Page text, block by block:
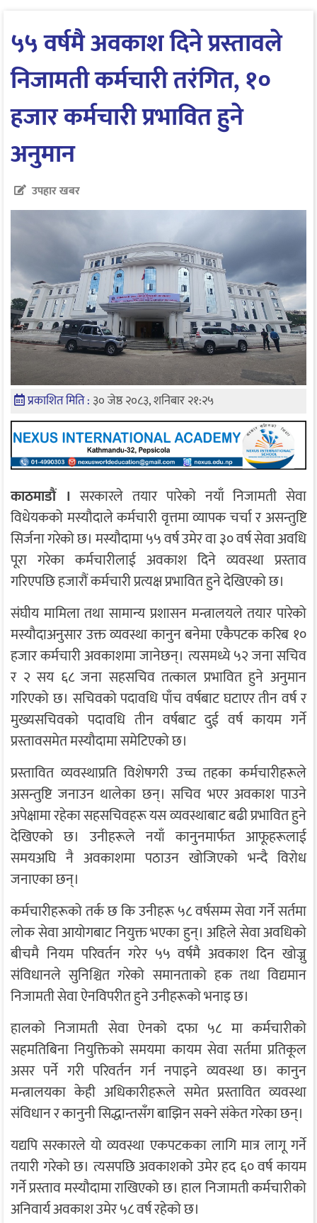
५५ वर्षमै अवकाश दिने प्रस्तावले
निजामती कर्मचारी तरंगित, १०
हजार कर्मचारी प्रभावित हुने
अनुमान
उपहार खबर
प्रकाशित मिति : ३० जेष्ठ २०८३, शनिबार २१:२५
काठमाडौं । सरकारले तयार पारेको नयाँ निजामती सेवा
विधेयकको मस्यौदाले कर्मचारी वृत्तमा व्यापक चर्चा र असन्तुष्टि
सिर्जना गरेको छ। मस्यौदामा ५५ वर्ष उमेर वा ३० वर्ष सेवा अवधि
पूरा गरेका कर्मचारीलाई अवकाश दिने व्यवस्था प्रस्ताव
गरिएपछि हजारौं कर्मचारी प्रत्यक्ष प्रभावित हुने देखिएको छ।
संघीय मामिला तथा सामान्य प्रशासन मन्त्रालयले तयार पारेको
मस्यौदाअनुसार उक्त व्यवस्था कानुन बनेमा एकैपटक करिब १०
हजार कर्मचारी अवकाशमा जानेछन्। त्यसमध्ये ५२ जना सचिव
र २ सय ६८ जना सहसचिव तत्काल प्रभावित हुने अनुमान
गरिएको छ। सचिवको पदावधि पाँच वर्षबाट घटाएर तीन वर्ष र
मुख्यसचिवको पदावधि तीन वर्षबाट दुई वर्ष कायम गर्ने
प्रस्तावसमेत मस्यौदामा समेटिएको छ।
प्रस्तावित व्यवस्थाप्रति विशेषगरी उच्च तहका कर्मचारीहरूले
असन्तुष्टि जनाउन थालेका छन्। सचिव भएर अवकाश पाउने
अपेक्षामा रहेका सहसचिवहरू यस व्यवस्थाबाट बढी प्रभावित हुने
देखिएको छ। उनीहरूले नयाँ कानुनमार्फत आफूहरूलाई
समयअघि नै अवकाशमा पठाउन खोजिएको भन्दै विरोध
जनाएका छन्।
कर्मचारीहरूको तर्क छ कि उनीहरू ५८ वर्षसम्म सेवा गर्ने सर्तमा
लोक सेवा आयोगबाट नियुक्त भएका हुन्। अहिले सेवा अवधिको
बीचमै नियम परिवर्तन गरेर ५५ वर्षमै अवकाश दिन खोज्नु
संविधानले सुनिश्चित गरेको समानताको हक तथा विद्यमान
निजामती सेवा ऐनविपरीत हुने उनीहरूको भनाइ छ।
हालको निजामती सेवा ऐनको दफा ५८ मा कर्मचारीको
सहमतिबिना नियुक्तिको समयमा कायम सेवा सर्तमा प्रतिकूल
असर पर्ने गरी परिवर्तन गर्न नपाइने व्यवस्था छ। कानुन
मन्त्रालयका केही अधिकारीहरूले समेत प्रस्तावित व्यवस्था
संविधान र कानुनी सिद्धान्तसँग बाझिन सक्ने संकेत गरेका छन्।
यद्यपि सरकारले यो व्यवस्था एकपटकका लागि मात्र लागू गर्ने
तयारी गरेको छ। त्यसपछि अवकाशको उमेर हद ६० वर्ष कायम
गर्ने प्रस्ताव मस्यौदामा राखिएको छ। हाल निजामती कर्मचारीको
अनिवार्य अवकाश उमेर ५८ वर्ष रहेको छ।